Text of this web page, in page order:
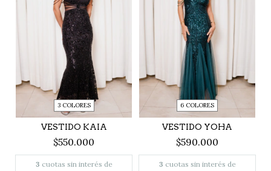
3 COLORES
VESTIDO KAIA
$550.000
3 cuotas sin interés de
6 COLORES
VESTIDO YOHA
$590.000
3 cuotas sin interés de